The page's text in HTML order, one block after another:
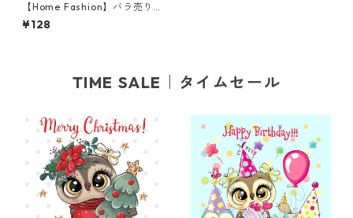
【Home Fashion】バラ売り2
枚 ランチサイズ ペーパーナプ
キン CHRISTMAS TAGS クリー
¥128
TIME SALE｜タイムセール